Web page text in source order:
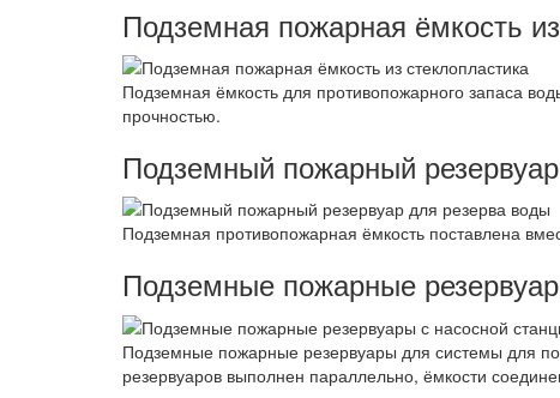
Подземная пожарная ёмкость
Подземная ёмкость для противопожарного запаса
прочностью.
Подземный пожарный
Подземная противопожарная ёмкость поставлена
Подземные пожарные
Подземные пожарные резервуары для системы для
резервуаров выполнен параллельно, ёмкости